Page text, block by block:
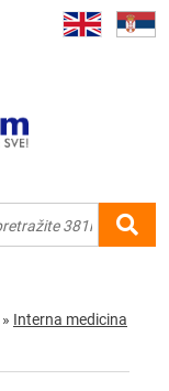
» Interna medicina